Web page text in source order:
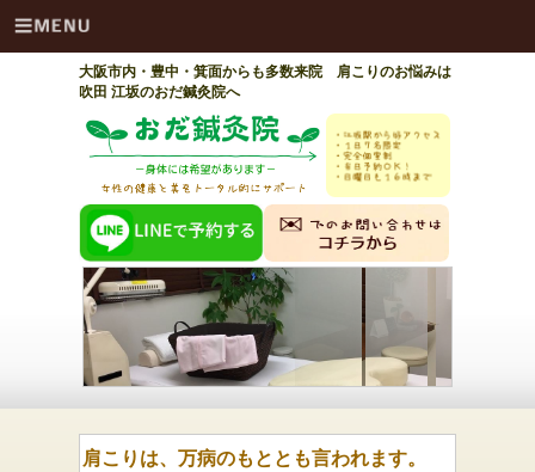
大阪市内・豊中・箕面からも多数来院 肩こりのお悩みは
吹田 江坂のおだ鍼灸院へ
肩こりは、万病のもととも言われます。